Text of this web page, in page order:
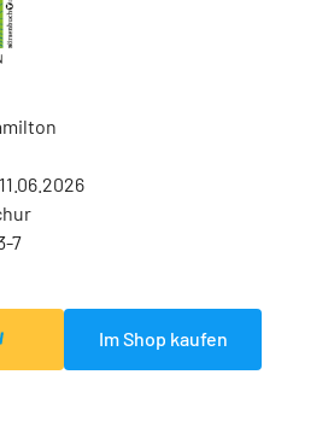
11.06.2026
7
Im Shop kaufen